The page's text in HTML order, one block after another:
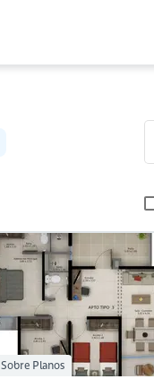
Sobre Planos